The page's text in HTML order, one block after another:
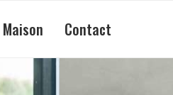
Maison Contact